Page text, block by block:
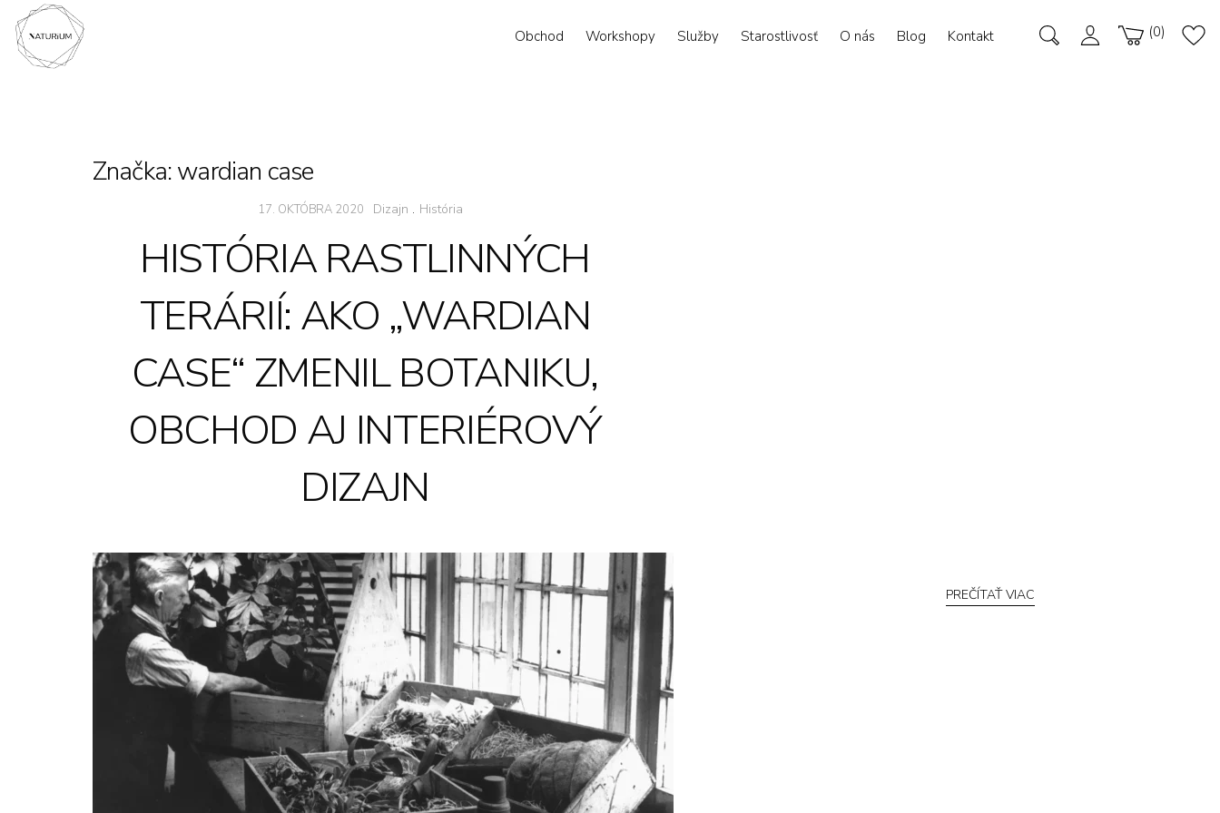
Obchod Workshopy Služby Starostlivosť O nás Blog Kontakt 0
Značka:wardian case
17. OKTÓBRA 2020 Dizajn . História
HISTÓRIA RASTLINNÝCH
TERÁRIÍ: AKO „WARDIAN
CASE“ ZMENIL BOTANIKU,
OBCHOD AJ INTERIÉROVÝ
DIZAJN
PREČÍTAŤ VIAC